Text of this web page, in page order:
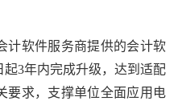
软件服务商提供的会计软
起3年内完成升级，达到适配
要求，支撑单位全面应用电